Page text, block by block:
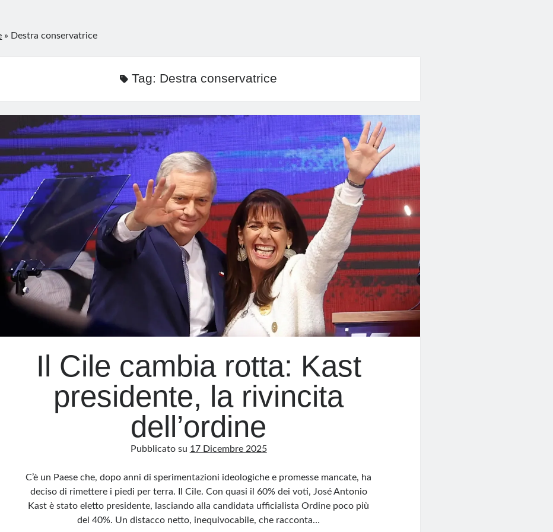
» Destra conservatrice
Tag: Destra conservatrice
Il Cile cambia rotta: Kast
presidente, la rivincita
dell’ordine
Pubblicato su 17 Dicembre 2025
C’è un Paese che, dopo anni di sperimentazioni ideologiche e promesse mancate, ha
deciso di rimettere i piedi per terra. Il Cile. Con quasi il 60% dei voti, José Antonio
Kast è stato eletto presidente, lasciando alla candidata ufficialista Ordine poco più
del 40%. Un distacco netto, inequivocabile, che racconta…